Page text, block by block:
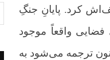
کرد. پایانِ جنگِ
فضایی واقعاً موجود
ترجمه می‌شود به